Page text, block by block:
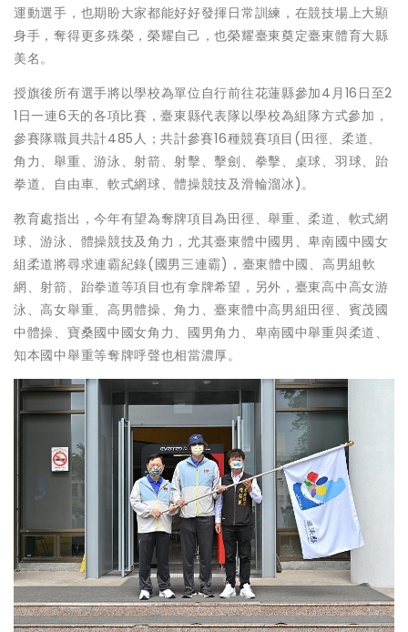
運動選手，也期盼大家都能好好發揮日常訓練，在競技場上大顯
身手，奪得更多殊榮，榮耀自己，也榮耀臺東奠定臺東體育大縣
美名。
授旗後所有選手將以學校為單位自行前往花蓮縣參加4月16日至2
1日一連6天的各項比賽，臺東縣代表隊以學校為組隊方式參加，
參賽隊職員共計485人；共計參賽16種競賽項目(田徑、柔道、
角力、舉重、游泳、射箭、射擊、擊劍、拳擊、桌球、羽球、跆
拳道、自由車、軟式網球、體操競技及滑輪溜冰)。
教育處指出，今年有望為奪牌項目為田徑、舉重、柔道、軟式網
球、游泳、體操競技及角力，尤其臺東體中國男、卑南國中國女
組柔道將尋求連霸紀錄(國男三連霸)，臺東體中國、高男組軟
網、射箭、跆拳道等項目也有拿牌希望，另外，臺東高中高女游
泳、高女舉重、高男體操、角力、臺東體中高男組田徑、賓茂國
中體操、寶桑國中國女角力、國男角力、卑南國中舉重與柔道、
知本國中舉重等奪牌呼聲也相當濃厚。